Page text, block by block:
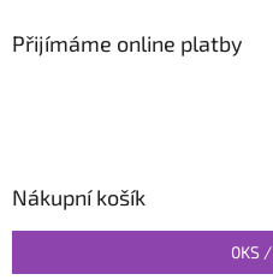
Přijímáme online platby
Nákupní košík
0KS /